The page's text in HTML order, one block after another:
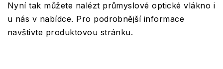
Nyní tak můžete nalézt průmyslové optické vlákno i
u nás v nabídce. Pro podrobnější informace
navštivte produktovou stránku.